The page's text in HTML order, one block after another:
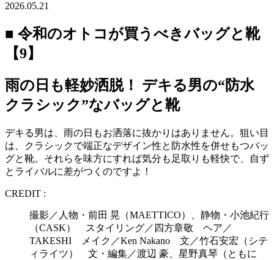
2026.05.21
■ 令和のオトコが買うべきバッグと靴
【9】
雨の日も軽妙洒脱！ デキる男の“防水
クラシック”なバッグと靴
デキる男は、雨の日もお洒落に抜かりはありません。狙い目
は、クラシックで端正なデザイン性と防水性を併せもつバッ
グと靴。それらを味方にすれば気分も足取りも軽快で、自ず
とライバルに差がつくのですよ！
CREDIT :
撮影／人物・前田 晃（MAETTICO）、静物・小池紀行
（CASK） スタイリング／四方章敬 ヘア／
TAKESHI メイク／Ken Nakano 文／竹石安宏（シテ
ィライツ） 文・編集／渡辺 豪、星野真琴（ともに